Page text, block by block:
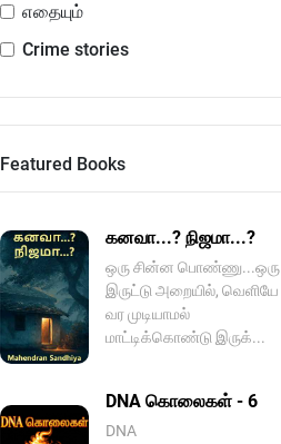
எதையும்
Crime stories
Featured Books
கனவா...? நிஜமா...?
ஒரு சின்ன பொண்ணு...ஒரு
இருட்டு அறையில், வெளியே
வர முடியாமல்
மாட்டிக்கொண்டு இருக்...
DNA கொலைகள் - 6
DNA